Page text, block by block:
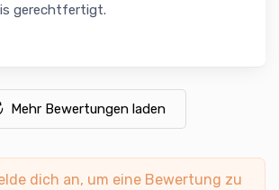
gerechtfertigt.
Mehr Bewertungen laden
dich an, um eine Bewertung zu